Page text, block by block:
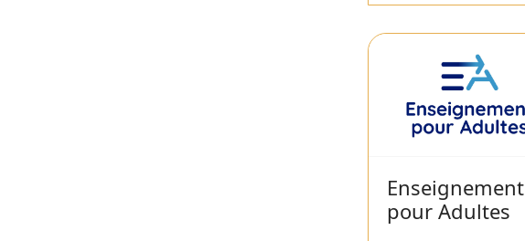
Enseignement
pour Adultes